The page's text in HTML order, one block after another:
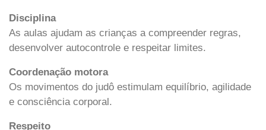
Disciplina
As aulas ajudam as crianças a compreender regras,
desenvolver autocontrole e respeitar limites.
Coordenação motora
Os movimentos do judô estimulam equilíbrio, agilidade
e consciência corporal.
Respeito